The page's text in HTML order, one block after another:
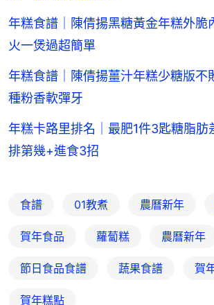
年糕食譜｜陳倩揚黑糖黃金年糕外
火一煲過超簡單
年糕食譜｜陳倩揚薑汁年糕少糖版
種粉香軟彈牙
年糕卡路里排名｜最肥1件3匙糖脂肪
排第幾+進食3招
食譜 01教煮 農曆新年
賀年食品 蘿蔔糕 農曆新年
節日食品食譜 蔬果食譜 賀
賀年糕點